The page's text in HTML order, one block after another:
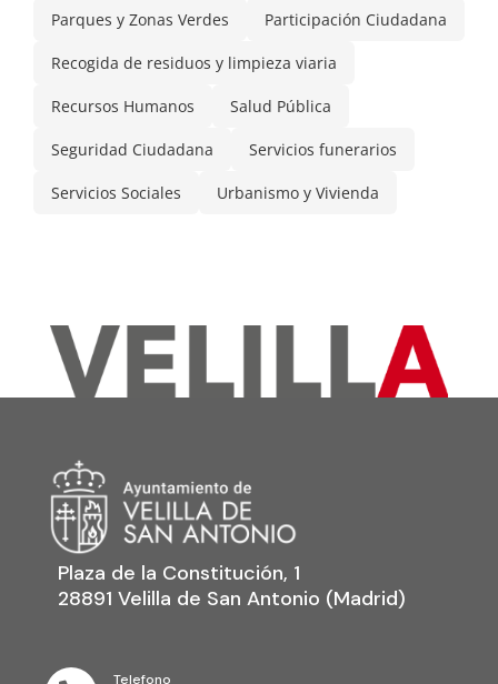
Parques y Zonas Verdes Participación Ciudadana
Recogida de residuos y limpieza viaria
Recursos Humanos Salud Pública
Seguridad Ciudadana Servicios funerarios
Servicios Sociales Urbanismo y Vivienda
Plaza de la Constitución, 1
28891 Velilla de San Antonio (Madrid)
Telefono